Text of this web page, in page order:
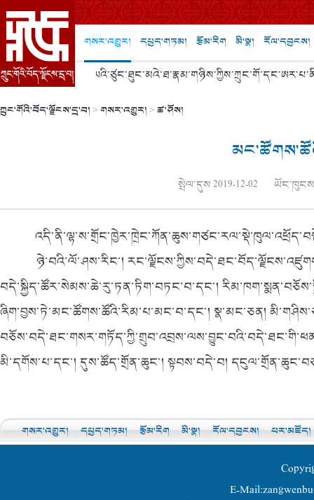
གསར་འགྱུར། དཔྱད་གཏམ། རྩོམ་རིག མི་སྣ། རོལ་དབྱངས།
ཀྲུང་གོའི་བོད་ལྗོངས་དྲ་བ།>གསར་འགྱུར།>ཚ་ཤོས།
སྤེལ་དུས 2019-12-02
ཉེ་བའི་ལོ་ཤས་རིང་།
བདེ་སྐྱིད་ཚོར་སེམས་ཆེ་རུ་ཏན་ཏིག་བཏང་བ་དང་།
ཞིག་བྱས་ཏེ་མང་ཚོགས་ཚོའི་རིམ་པ་མང་བ་དང་། སྣ་མང་ཅན།
མི་དགོས་པ་དང་། དུས་ཚོད་གྲོན་ཆུང་། སྟབས་བདེ་བ།
གསར་འགྱུར། དཔྱད་གཏམ། རྩོམ་རིག མི་སྣ། རོལ་དབྱངས། པར་མཛོད།
E-